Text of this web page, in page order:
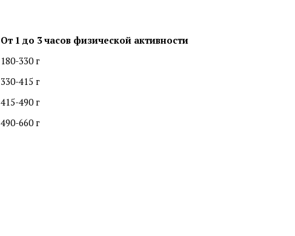
От 1 до 3 часов физической активности
180-330 г
330-415 г
415-490 г
490-660 г